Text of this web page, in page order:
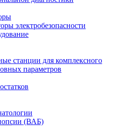
электробезопасности
станции для комплексного
параметров
(ВАБ)